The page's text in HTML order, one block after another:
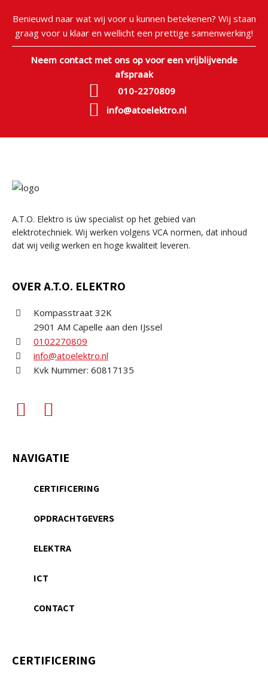
Benieuwd naar wat wij voor u kunnen betekenen? Wij staan
graag voor u klaar en wellicht een prettige samenwerking!
Neem contact met ons op voor een vrijblijvende
afspraak
010-2270809
info@atoelektro.nl
A.T.O. Elektro is úw specialist op het gebied van
elektrotechniek. Wij werken volgens VCA normen, dat inhoud
dat wij veilig werken en hoge kwaliteit leveren.
OVER A.T.O. ELEKTRO
Kompasstraat 32K
2901 AM Capelle aan den IJssel
0102270809
info@atoelektro.nl
Kvk Nummer: 60817135
NAVIGATIE
CERTIFICERING
OPDRACHTGEVERS
ELEKTRA
ICT
CONTACT
CERTIFICERING